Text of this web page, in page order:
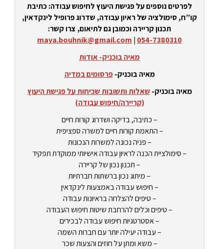
לפרטים נוספים על פגישת היעוץ לחיפוש עבודה: כתיבת
קו”ח, סימולציה של ראיון עבודה, שדרוג פרופיל לינקדאין,
תכנון קריירה וכמובן גם לתיאום, צרו קשר:
054-7380310
|
maya.bouhnik@gmail.com
מאיה בוכניק- אודות
מאיה בוכניק-פרסומים במדיה
מאיה בוכניק- שאלות ותשובות שכיחות על פגישת היעוץ
(קריירה/חיפוש עבודה)
– כתיבה, בדיקה ושדרוג קורות חיים
– התאמת קורות חיים למשרה ספציפית
– פניה נכונה למשרות הנכונות
– סימולציית הכנה לראיון עבודה אישיותי ממוקדת תפקיד
– תכנון נכון של קריירה
– מיתוג נכון ברשתות חברתיות
– חיפוש עבודה באמצעות לינקדאין
– טיפים להצלחה בראיונות עבודה
– טיפים וכלים להרחבת שיטות חיפוש העבודה
– אסטרטגיות חיפוש עבודה לבכירים
– עבודה יעילה יותר עם חברות השמה
– משא ומתן על חוזים והצעות שכר